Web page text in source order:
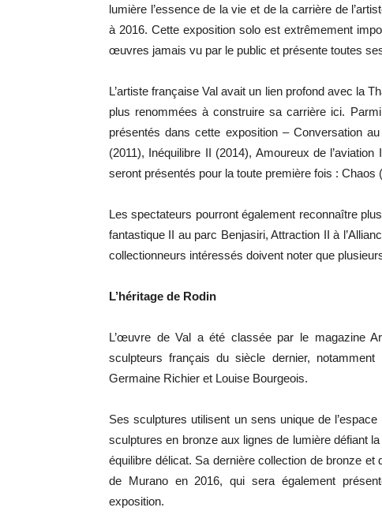
lumière l’essence de la vie et de la carrière de
à 2016. Cette exposition solo est extrêmement
œuvres jamais vu par le public et présente toutes
L’artiste française Val avait un lien profond avec la
plus renommées à construire sa carrière ici.
présentés dans cette exposition – Conversation
(2011), Inéquilibre II (2014), Amoureux de
seront présentés pour la toute première fois : Chaos
Les spectateurs pourront également reconnaître
fantastique II au parc Benjasiri, Attraction II à
collectionneurs intéressés doivent noter que
L’héritage de Rodin
L’œuvre de Val a été classée par le magazine
sculpteurs français du siècle dernier,
Germaine Richier et Louise Bourgeois.
Ses sculptures utilisent un sens unique de
sculptures en bronze aux lignes de lumière défiant
équilibre délicat. Sa dernière collection de bronze
de Murano en 2016, qui sera également
exposition.